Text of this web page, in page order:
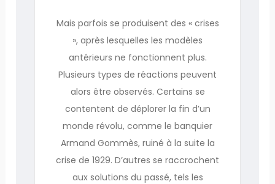
Mais parfois se produisent des « crises
», après lesquelles les modèles
antérieurs ne fonctionnent plus.
Plusieurs types de réactions peuvent
alors être observés. Certains se
contentent de déplorer la fin d’un
monde révolu, comme le banquier
Armand Gommès, ruiné à la suite la
crise de 1929. D’autres se raccrochent
aux solutions du passé, tels les